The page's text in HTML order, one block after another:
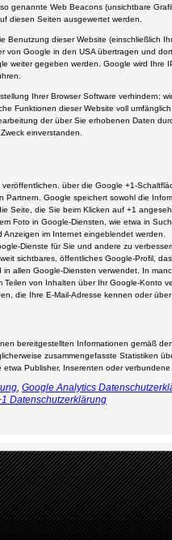
genannte Web Beacons (unsichtbare
diesen Seiten ausgewertet werden.
Benutzung dieser Website (einschließlich
von Google in den USA übertragen und
weiter gegeben werden. Google wird Ihre
Ihrer Browser Software verhindern;
Funktionen dieser Website voll
der über Sie erhobenen Daten
einverstanden.
über die Google +1-
Google speichert sowohl die
Seite, die Sie beim Klicken auf +1
Foto in Google-Diensten, wie etwa in
im Internet eingeblendet werden.
Dienste für Sie und andere zu
sichtbares, öffentliches Google-Profil,
allen Google-Diensten verwendet. In
von Inhalten über Ihr Google-Konto
die Ihre E-Mail-Adresse kennen oder
bereitgestellten Informationen gemäß
zusammengefasste Statistiken
Publisher, Inserenten oder verbundene
, Google Analytics
Datenschutzerklärung